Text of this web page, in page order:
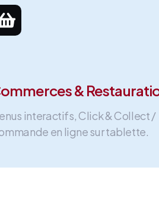
&
interactifs, Click & Collect /
en ligne sur tablette.